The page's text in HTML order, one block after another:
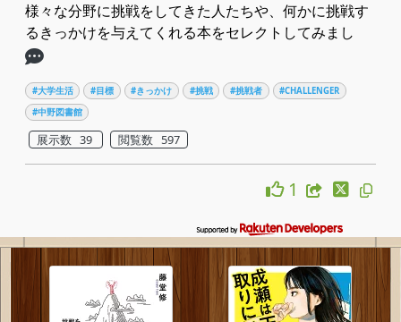
様々な分野に挑戦をしてきた人たちや、何かに挑戦す
るきっかけを与えてくれる本をセレクトしてみまし
#大学生活 #目標 #きっかけ #挑戦 #挑戦者
#CHALLENGER
#中野図書館
展示数 39 閲覧数 597
1